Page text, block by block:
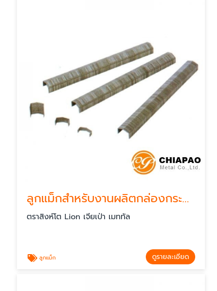
ลูกแม็กสำหรับงานผลิตกล่องกระดาษ
ตราสิงห์โต Lion เจียเป่า เมททัล
ลูกแม็ก ดูรายละเอียด